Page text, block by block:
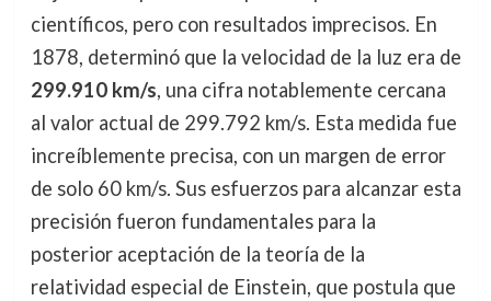
científicos, pero con resultados imprecisos. En
1878, determinó que la velocidad de la luz era de
299.910 km/s, una cifra notablemente cercana
al valor actual de 299.792 km/s. Esta medida fue
increíblemente precisa, con un margen de error
de solo 60 km/s. Sus esfuerzos para alcanzar esta
precisión fueron fundamentales para la
posterior aceptación de la teoría de la
relatividad especial de Einstein, que postula que